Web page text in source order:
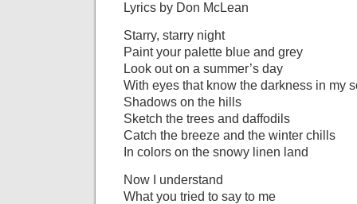
Lyrics by Don McLean
Starry, starry night
Paint your palette blue and grey
Look out on a summer’s day
With eyes that know the darkness in my
Shadows on the hills
Sketch the trees and daffodils
Catch the breeze and the winter chills
In colors on the snowy linen land
Now I understand
What you tried to say to me